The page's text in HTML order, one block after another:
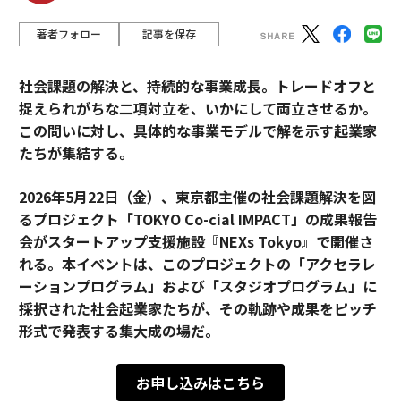
著者フォロー 記事を保存
社会課題の解決と、持続的な事業成長。トレードオフと
捉えられがちな二項対立を、いかにして両立させるか。
この問いに対し、具体的な事業モデルで解を示す起業家
たちが集結する。
2026年5月22日（金）、東京都主催の社会課題解決を図
るプロジェクト「TOKYO Co-cial IMPACT」の成果報告
会がスタートアップ支援施設『NEXs Tokyo』で開催さ
れる。本イベントは、このプロジェクトの「アクセラレ
ーションプログラム」および「スタジオプログラム」に
採択された社会起業家たちが、その軌跡や成果をピッチ
形式で発表する集大成の場だ。
お申し込みはこちら